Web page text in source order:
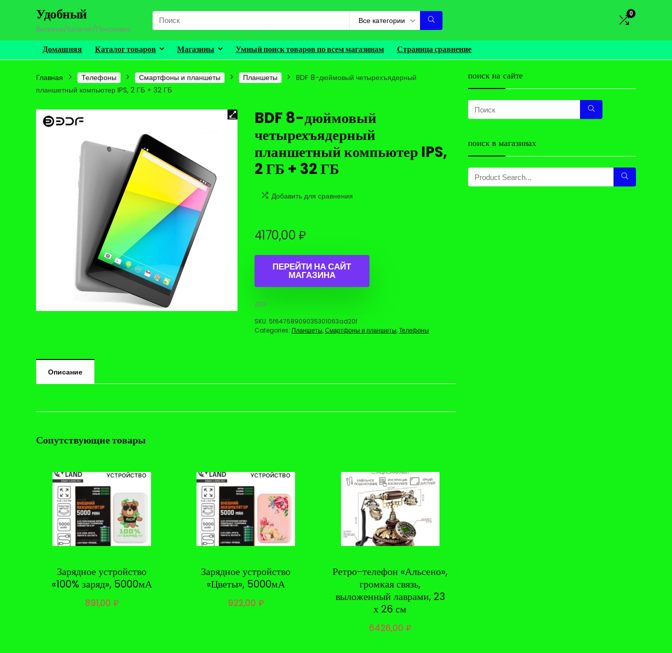
Удобный
Витрина/Каталог/Поисковик
Search
for:
Все категории
0
Домашняя Каталог товаров Магазины Умный поиск товаров по всем магазинам Страница сравнение
Главная Телефоны Смартфоны и планшеты Планшеты
BDF 8-дюймовый четырехъядерный
планшетный компьютер IPS, 2 ГБ + 32 ГБ
BDF 8-дюймовый
четырехъядерный
планшетный компьютер IPS,
2 ГБ + 32 ГБ
Добавить для сравнения
4170,00₽
ПЕРЕЙТИ НА САЙТ
МАГАЗИНА
BDF
SKU: 5f64758909035301063ad20f
Categories: Планшеты,Смартфоны и планшеты,Телефоны
Описание
Сопутствующие товары
Зарядное устройство
«100% заряд», 5000мА
891,00 ₽
Зарядное устройство
«Цветы», 5000мА
922,00 ₽
Ретро-телефон «Альсено»,
громкая связь,
выложенный лаврами, 23
х 26 см
6426,00 ₽
поиск на сайте
поиск в магазинах